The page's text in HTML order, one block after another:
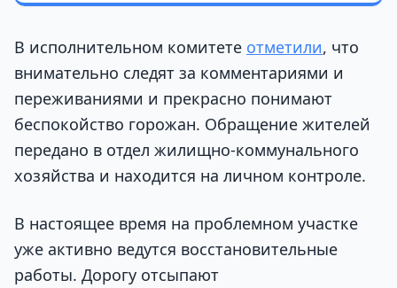
В исполнительном комитете отметили, что
внимательно следят за комментариями и
переживаниями и прекрасно понимают
беспокойство горожан. Обращение жителей
передано в отдел жилищно-коммунального
хозяйства и находится на личном контроле.
В настоящее время на проблемном участке
уже активно ведутся восстановительные
работы. Дорогу отсыпают